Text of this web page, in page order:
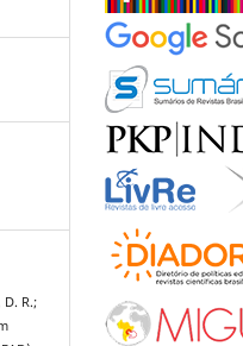
D. R.;